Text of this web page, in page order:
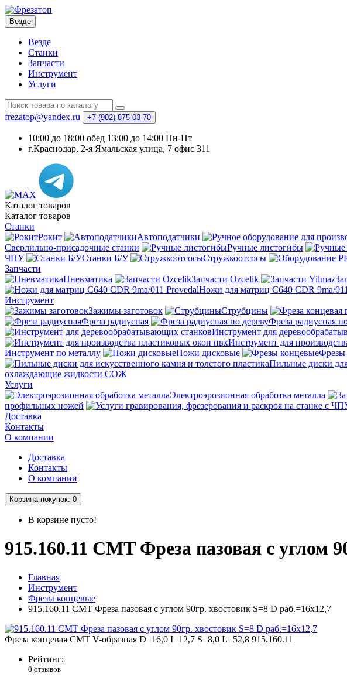
Везде
Везде
Станки
Запчасти
Инструмент
Услуги
frezatop@yandex.ru +7 (902) 875-03-70
10:00 до 18:00 обед 13:00 до 14:00 Пн-Пт
г.Краснодар, 2-я Ямальская улица, 7 офис 311
Каталог товаров
Каталог товаров
Станки
Рокит
Автоподатчики
Сверлильно-присадочные станки
Ручные листогибы
ЧПУ
Станки Б/У Стружкоотсосы
Запчасти
Пневматика
Запчасти Ozcelik
Ножи для матриц C640 CDR 9ma/
Инструмент
Зажимы заготовок
Струбцины
Фреза радиусная
Фреза радиусная
Инструмент для
Инструмент для
Инструмент по металлу
Ножи дисковые Фрезы
Пильные диски
охлаждающие жидкости СОЖ
Услуги
Электроэрозионная обработка металла
профильных ножей
Доставка
Контакты
О компании
Доставка
Контакты
О компании
Корзинапокупок: 0
В корзине пусто!
915.160.11 CMT Фреза пазовая c углом
Главная
Инструмент
Фрезы концевые
915.160.11 CMT Фреза пазовая c углом 90гр. хвостовик S=8 D раб.=16x12,7
Фреза концевая CMT V-образная D=16,0 I=12,7 S=8,0 L=52,8 915.160.11
Рейтинг:
0 отзывов